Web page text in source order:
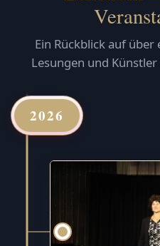
Ein Rückblick auf über
Lesungen und
2026